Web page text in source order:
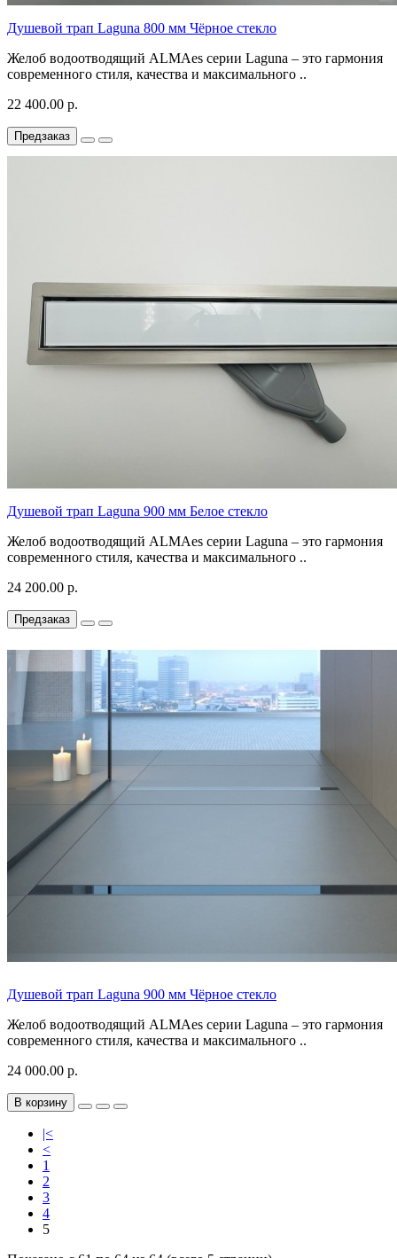
Душевой трап Laguna 800 мм Чёрное стекло
Желоб водоотводящий ALMAes серии Laguna – это гармония
современного стиля, качества и максимального ..
22 400.00 р.
Предзаказ
Душевой трап Laguna 900 мм Белое стекло
Желоб водоотводящий ALMAes серии Laguna – это гармония
современного стиля, качества и максимального ..
24 200.00 р.
Предзаказ
Душевой трап Laguna 900 мм Чёрное стекло
Желоб водоотводящий ALMAes серии Laguna – это гармония
современного стиля, качества и максимального ..
24 000.00 р.
В корзину
|<
<
1
2
3
4
5